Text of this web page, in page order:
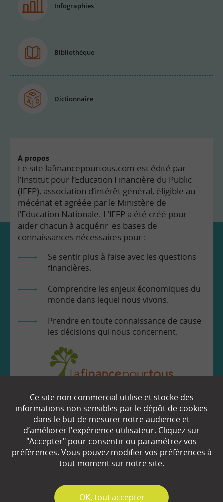
Infographies
Bibliothèque
Dictionnaire
À propos
Le site lafinancepourtous.com est édité par
l’Institut pour l’Education Financière du Public
(IEFP), association d’intérêt général, éligible au
mécénat et agréée par le Ministère de
l’Education Nationale. L’IEFP a été créé pour
aider chacun à acquérir les bases de
connaissances nécessaires pour :
Se sentir plus à l’aise avec les questions
financières.
Comprendre les enjeux économiques du
monde dans lequel nous vivons.
Prendre en toute connaissance de cause
les décisions qui nous concernent.
EN SAVOIR
Qui sommes-nous ?
Partenaires
Ce site non commercial utilise et stocke des
informations non sensibles par le dépôt de cookies
dans le but de mesurer notre audience et
d’améliorer l'expérience utilisateur. Cliquez sur
"Accepter" pour consentir ou paramétrez vos
préférences. Vous pouvez modifier vos préférences à
tout moment sur notre site.
✓
OK, tout accepter